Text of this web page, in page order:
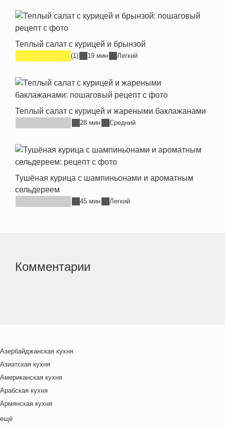
Теплый салат с курицей и брынзой
(1) 19 мин Легкий
Теплый салат с курицей и жареными баклажанами
28 мин Средний
Тушёная курица с шампиньонами и ароматным
сельдереем
45 мин Легкий
Комментарии
Азербайджанская кухня
Азиатская кухня
Американская кухня
Арабская кухня
Армянская кухня
Белорусская
ещё